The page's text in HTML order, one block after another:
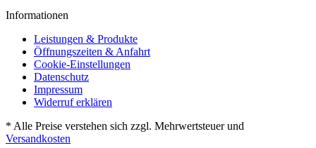
Informationen
Leistungen & Produkte
Öffnungszeiten & Anfahrt
Cookie-Einstellungen
Datenschutz
Impressum
Widerruf erklären
* Alle Preise verstehen sich zzgl. Mehrwertsteuer und
Versandkosten